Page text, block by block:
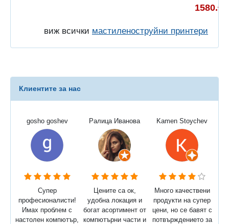
1580.43
виж всички мастиленоструйни принтери
Клиентите за нас
gosho goshev
Супер
професионалисти!
Имах проблем с
настолен компютър,
Ралица Иванова
Цените са ок,
удобна локация и
богат асортимент от
компютърни части и
Kamen Stoychev
Много качествени
продукти на супер
цени, но се бавят с
потвърждението за